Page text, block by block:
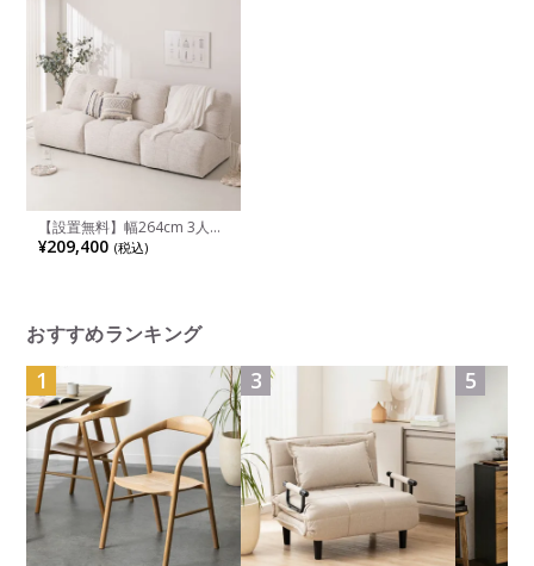
【設置無料】幅264cm 3人掛
け ソファ ファブリック 肘な
し ソファー ユニットソファ
¥209,400 (税込)
おすすめランキング
1 3 5